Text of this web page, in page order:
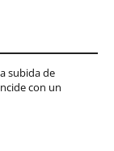
subida de
con un